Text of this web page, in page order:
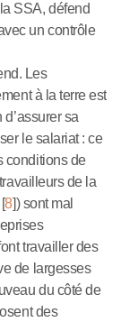
SSA, défend
un contrôle
Les
à la terre est
sa
le salariat : ce
conditions de
de la
8]) sont mal
travailler des
de largesses
du côté de
des